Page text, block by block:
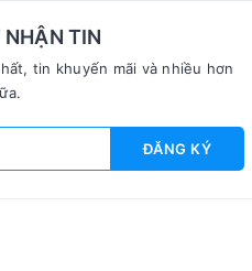
TIN
tin khuyến mãi và nhiều hơn
ĐĂNG KÝ